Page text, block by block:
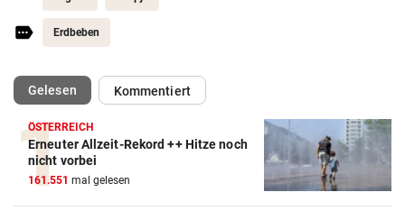
Erdbeben
Gelesen(ausgewählt)Kommentiert
ÖSTERREICH
Erneuter Allzeit-Rekord ++ Hitze noch
nicht vorbei
161.551 mal gelesen